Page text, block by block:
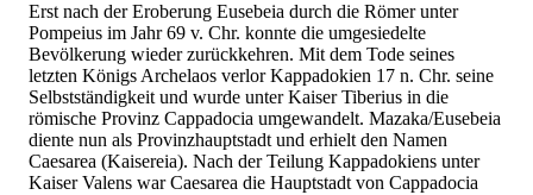
Erst nach der Eroberung Eusebeia durch die Römer unter
Pompeius im Jahr 69 v. Chr. konnte die umgesiedelte
Bevölkerung wieder zurückkehren. Mit dem Tode seines
letzten Königs Archelaos verlor Kappadokien 17 n. Chr. seine
Selbstständigkeit und wurde unter Kaiser Tiberius in die
römische Provinz Cappadocia umgewandelt. Mazaka/Eusebeia
diente nun als Provinzhauptstadt und erhielt den Namen
Caesarea (Kaisereia). Nach der Teilung Kappadokiens unter
Kaiser Valens war Caesarea die Hauptstadt von Cappadocia